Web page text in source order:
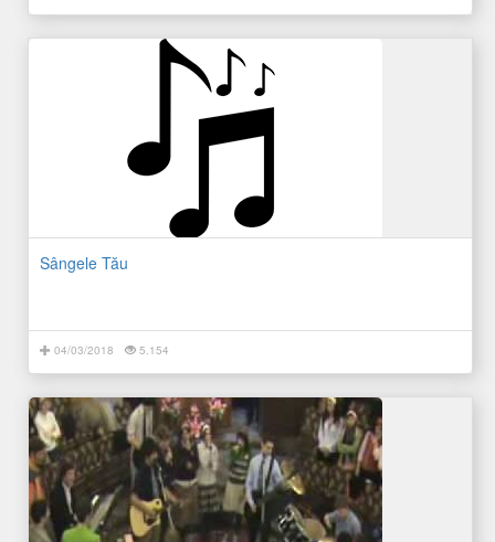
Sângele Tău
04/03/2018 5.154